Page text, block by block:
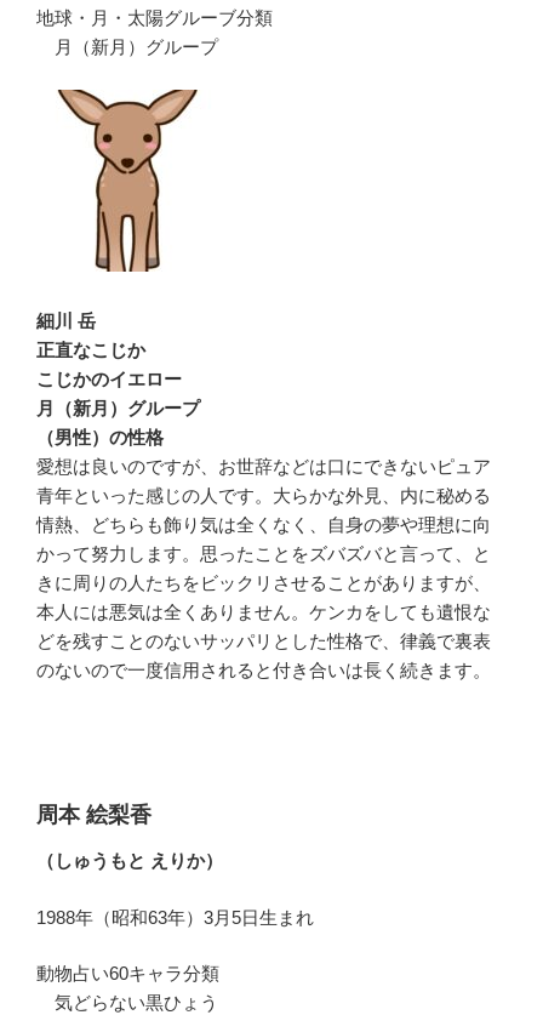
地球・月・太陽グルーブ分類
月（新月）グループ
細川 岳
正直なこじか
こじかのイエロー
月（新月）グループ
（男性）の性格
愛想は良いのですが、お世辞などは口にできないピュア
青年といった感じの人です。大らかな外見、内に秘める
情熱、どちらも飾り気は全くなく、自身の夢や理想に向
かって努力します。思ったことをズバズバと言って、と
きに周りの人たちをビックリさせることがありますが、
本人には悪気は全くありません。ケンカをしても遺恨な
どを残すことのないサッパリとした性格で、律義で裏表
のないので一度信用されると付き合いは長く続きます。
周本 絵梨香
（しゅうもと えりか）
1988年（昭和63年）3月5日生まれ
動物占い60キャラ分類
気どらない黒ひょう